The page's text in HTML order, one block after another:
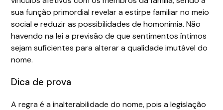
sua função primordial revelar a estirpe familiar no meio
social e reduzir as possibilidades de homonímia. Não
havendo na lei a previsão de que sentimentos íntimos
sejam suficientes para alterar a qualidade imutável do
nome.
Dica de prova
A regra é a inalterabilidade do nome, pois a legislação